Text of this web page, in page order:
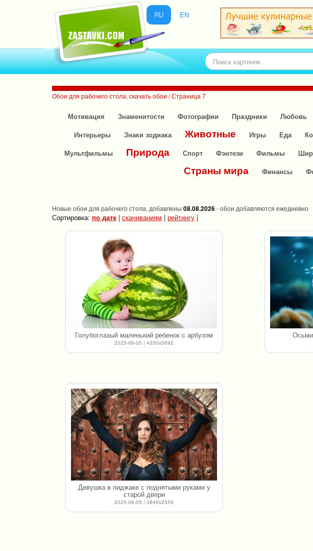
RU EN
Обои для рабочего стола, скачать обои / Страница 7
Мотивация Знаменитости Фотографии Праздники Любовь
Интерьеры
Знаки зодиака Животные Игры Еда
Мультфильмы
Природа Спорт Фэнтези Фильмы
Страны мира Финансы
Новые обои для рабочего стола, добавлены 08.08.2026- обои добавляются ежедневно
Сортировка: по дате | скачиваниям | рейтингу |
Голубоглазый маленький ребенок с арбузом
2025-06-05 | 4350x3092
Девушка в пиджаке с поднятыми руками у
старой двери
2025-06-05 | 3840x2559